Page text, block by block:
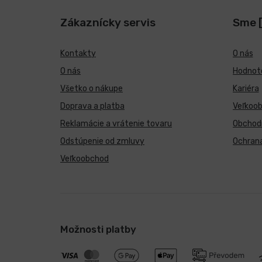
Zákaznícky servis
Kontakty
O nás
Všetko o nákupe
Doprava a platba
Reklamácie a vrátenie tovaru
Odstúpenie od zmluvy
Veľkoobchod
Sme
O nás
Kariéra
Možnosti platby